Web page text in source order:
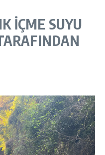
İÇME SUYU